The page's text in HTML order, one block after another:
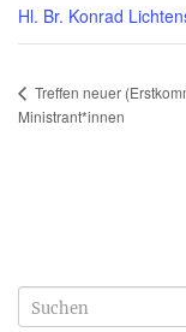
Hl. Br. Konrad
Treffen neuer
Ministrant*innen